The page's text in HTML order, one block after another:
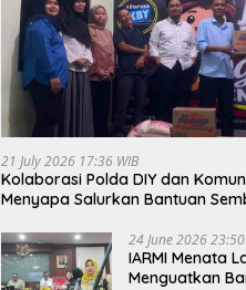
21 July 2026 17:36 WIB
Kolaborasi Polda DIY dan
Menyapa Salurkan Bantuan
Digital
24 June 2026 23:50
IARMI Menata
Menguatkan